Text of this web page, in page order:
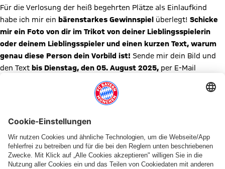
Für die Verlosung der heiß begehrten Plätze als Einlaufkind
habe ich mir ein bärenstarkes Gewinnspiel überlegt! Schicke
mir ein Foto von dir im Trikot von deiner Lieblingsspielerin
oder deinem Lieblingsspieler und einen kurzen Text, warum
genau diese Person dein Vorbild ist! Sende mir dein Bild und
den Text bis Dienstag, den 05. August 2025, per E-Mail
. Vergiss nicht, mir auch deinen
Mitgliedsnummer
Kleidergrößemit.
Bitte beachte, dass du als Einlaufkind mindestens 6 Jahre alt
sein musst und eine maximale Größe von 1,40 Metern nicht
überschreiten darfst.
Ich drücke dir beide Tatzen für das Gewinnspiel!